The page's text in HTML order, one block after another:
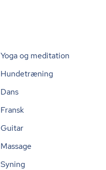
Yoga og meditation
Hundetræning
Dans
Fransk
Guitar
Massage
Syning